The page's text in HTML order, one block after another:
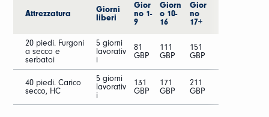
Attrezzatura
Giorni
liberi
Gior
no 1-
9
Giorn
o 10-
16
Gior
no
17+
20 piedi. Furgoni
a secco e
serbatoi
5 giorni
lavorativ
i
81
GBP
111
GBP
151
GBP
40 piedi. Carico
secco, HC
5 giorni
lavorativ
i
131
GBP
171
GBP
211
GBP